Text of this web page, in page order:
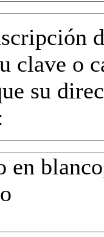
clave o
su
en